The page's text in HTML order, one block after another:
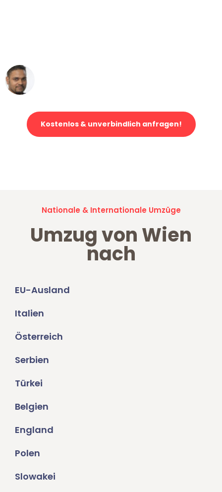
Kostenlos & unverbindlich anfragen!
Nationale & Internationale Umzüge
Umzug von Wien
nach
EU-Ausland
Italien
Österreich
Serbien
Türkei
Belgien
England
Polen
Slowakei